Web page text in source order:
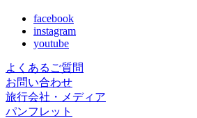
facebook
instagram
youtube
よくあるご質問
お問い合わせ
旅行会社・メディア
パンフレット